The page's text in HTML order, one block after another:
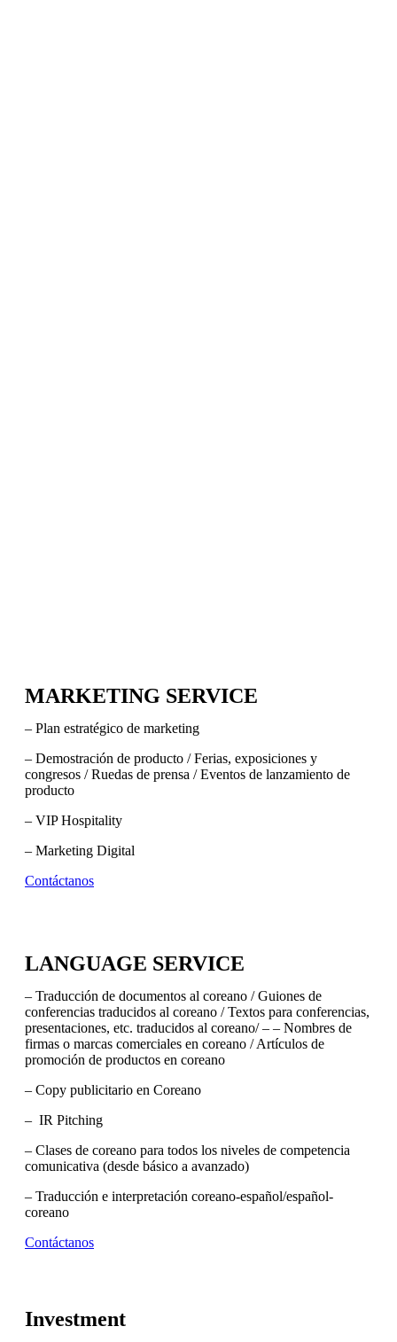
MARKETING SERVICE
– Plan estratégico de marketing
– Demostración de producto / Ferias, exposiciones y
congresos / Ruedas de prensa / Eventos de lanzamiento de
producto
– VIP Hospitality
– Marketing Digital
Contáctanos
LANGUAGE SERVICE
– Traducción de documentos al coreano / Guiones de
conferencias traducidos al coreano / Textos para conferencias,
presentaciones, etc. traducidos al coreano/ – – Nombres de
firmas o marcas comerciales en coreano / Artículos de
promoción de productos en coreano
– Copy publicitario en Coreano
– IR Pitching
– Clases de coreano para todos los niveles de competencia
comunicativa (desde básico a avanzado)
– Traducción e interpretación coreano-español/español-
coreano
Contáctanos
Investment